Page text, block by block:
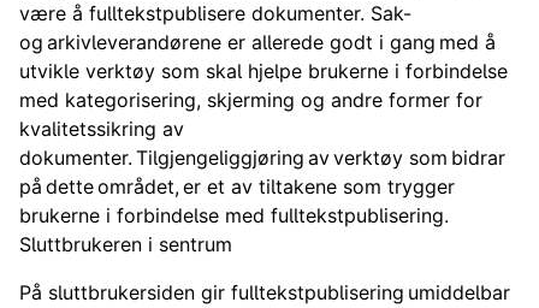
være å fulltekstpublisere dokumenter. Sak-
og arkivleverandørene er allerede godt i gang med å
utvikle verktøy som skal hjelpe brukerne i forbindelse
med kategorisering, skjerming og andre former for
kvalitetssikring av
dokumenter. Tilgjengeliggjøring av verktøy som bidrar
på dette området, er et av tiltakene som trygger
brukerne i forbindelse med fulltekstpublisering.
Sluttbrukeren i sentrum
På sluttbrukersiden gir fulltekstpublisering umiddelbar